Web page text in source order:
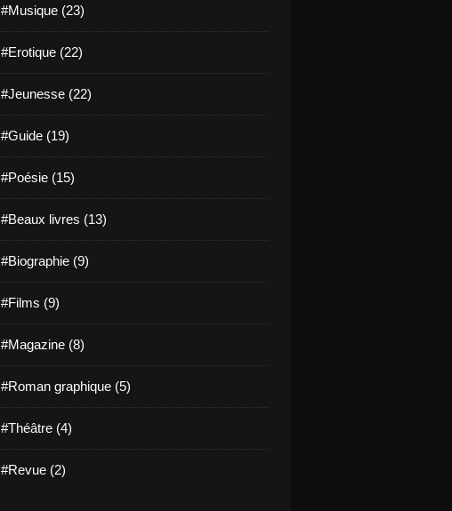
#Musique (23)
#Erotique (22)
#Jeunesse (22)
#Guide (19)
#Poésie (15)
#Beaux livres (13)
#Biographie (9)
#Films (9)
#Magazine (8)
#Roman graphique (5)
#Théâtre (4)
#Revue (2)